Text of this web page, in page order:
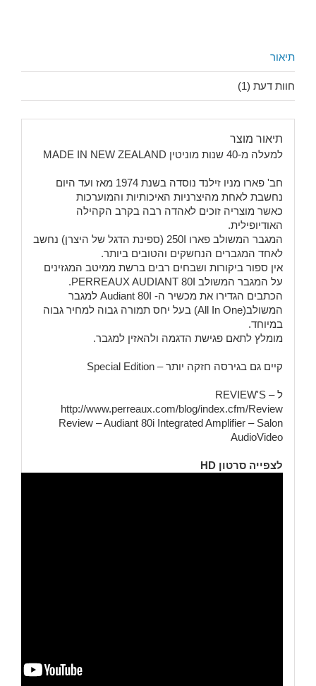
תיאור
חוות דעת (1)
תיאור מוצר
למעלה מ-40 שנות מוניטין MADE IN NEW ZEALAND
חב' פארו מניו זילנד נוסדה בשנת 1974 מאז ועד היום
נחשבת לאחת מהיצרניות האיכותיות והמוערכות
כאשר מוצריה זוכים לאהדה רבה בקרב הקהילה
האודיופילית.
המגבר המשולב פארו 250I (ספינת הדגל של היצרן) נחשב
לאחד המגברים הנחשקים והטובים ביותר.
אין ספור ביקורות ושבחים רבים ברשת ממיטב המגזינים
על המגבר המשולב PERREAUX AUDIANT 80I.
הכתבים הגדירו את מכשיר ה- Audiant 80I למגבר
המשולב(All In One) בעל יחס תמורה גבוה למחיר גבוה
במיוחד.
מומלץ לתאם פגישת הדגמה ולהאזין למגבר.
קיים גם בגירסה חזקה יותר – Special Edition
ל – REVIEW'S
http://www.perreaux.com/blog/index.cfm/Review
Review – Audiant 80i Integrated Amplifier – Salon
AudioVideo
לצפייה סרטון HD